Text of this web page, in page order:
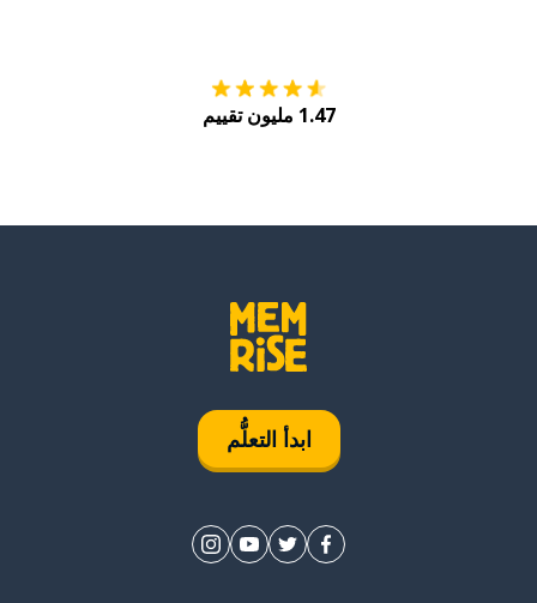
1.47 مليون تقييم
ابدأ التعلُّم